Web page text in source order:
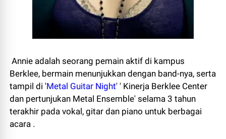
Annie adalah seorang pemain aktif di kampus
Berklee, bermain menunjukkan dengan band-nya, serta
tampil di 'Metal Guitar Night'' Kinerja Berklee Center
dan pertunjukan Metal Ensemble'selama 3 tahun
terakhir pada vokal,gitar dan piano untuk berbagai
acara .